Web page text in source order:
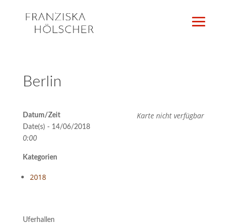
Berlin
Karte nicht verfügbar
Datum/Zeit
Date(s) - 14/06/2018
0:00
Kategorien
2018
Uferhallen